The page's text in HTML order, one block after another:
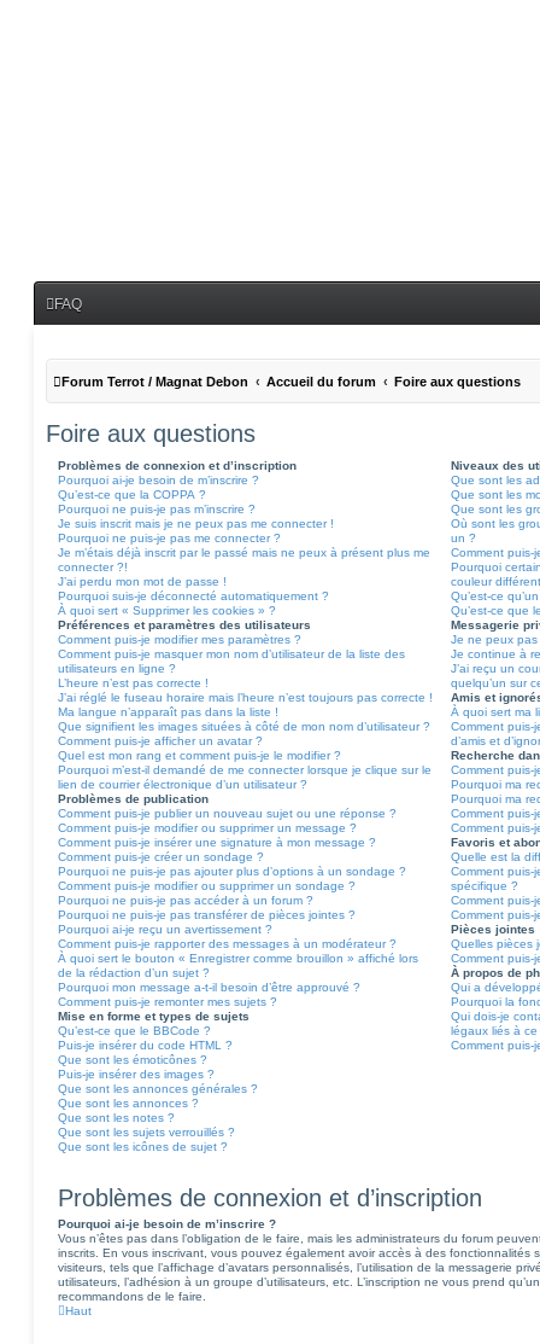
FAQ
Forum Terrot / Magnat Debon Accueil du forum Foire aux questions
Foire aux questions
Problèmes de connexion et d’inscription
Pourquoi ai-je besoin de m’inscrire ?
Qu’est-ce que la COPPA ?
Pourquoi ne puis-je pas m’inscrire ?
Je suis inscrit mais je ne peux pas me connecter !
Pourquoi ne puis-je pas me connecter ?
Je m’étais déjà inscrit par le passé mais ne peux à présent plus me
connecter ?!
J’ai perdu mon mot de passe !
Pourquoi suis-je déconnecté automatiquement ?
À quoi sert « Supprimer les cookies » ?
Préférences et paramètres des utilisateurs
Comment puis-je modifier mes paramètres ?
Comment puis-je masquer mon nom d’utilisateur de la liste des
utilisateurs en ligne ?
L’heure n’est pas correcte !
J’ai réglé le fuseau horaire mais l’heure n’est toujours pas correcte !
Ma langue n’apparaît pas dans la liste !
Que signifient les images situées à côté de mon nom d’utilisateur ?
Comment puis-je afficher un avatar ?
Quel est mon rang et comment puis-je le modifier ?
Pourquoi m’est-il demandé de me connecter lorsque je clique sur le
lien de courrier électronique d’un utilisateur ?
Problèmes de publication
Comment puis-je publier un nouveau sujet ou une réponse ?
Comment puis-je modifier ou supprimer un message ?
Comment puis-je insérer une signature à mon message ?
Comment puis-je créer un sondage ?
Pourquoi ne puis-je pas ajouter plus d’options à un sondage ?
Comment puis-je modifier ou supprimer un sondage ?
Pourquoi ne puis-je pas accéder à un forum ?
Pourquoi ne puis-je pas transférer de pièces jointes ?
Pourquoi ai-je reçu un avertissement ?
Comment puis-je rapporter des messages à un modérateur ?
À quoi sert le bouton « Enregistrer comme brouillon » affiché lors
de la rédaction d’un sujet ?
Pourquoi mon message a-t-il besoin d’être approuvé ?
Comment puis-je remonter mes sujets ?
Mise en forme et types de sujets
Qu’est-ce que le BBCode ?
Puis-je insérer du code HTML ?
Que sont les émoticônes ?
Puis-je insérer des images ?
Que sont les annonces générales ?
Que sont les annonces ?
Que sont les notes ?
Que sont les sujets verrouillés ?
Que sont les icônes de sujet ?
Niveaux des
Que sont les
Que sont les
Que sont les
Où sont les
un ?
Comment puis-
Pourquoi
couleur
Qu’est-ce
Qu’est-ce que
Messagerie
Je ne peux
Je continue à
J’ai reçu un
quelqu’un sur
Amis et
À quoi sert ma
Comment puis-
d’amis et
Recherche
Comment
Pourquoi ma
Pourquoi ma
Comment puis-
Comment puis-
Favoris et
Quelle est la
Comment puis-
spécifique ?
Comment puis-
Comment puis-
Pièces jointes
Quelles pièces
Comment puis-
À propos de
Qui a
Pourquoi la
Qui dois-je
légaux liés à
Comment puis-
Problèmes de connexion et d’inscription
Pourquoi ai-je besoin de m’inscrire ?
Vous n’êtes pas dans l’obligation de le faire, mais les administrateurs du forum
inscrits. En vous inscrivant, vous pouvez également avoir accès à des fonctionnalités
visiteurs, tels que l’affichage d’avatars personnalisés, l’utilisation de la messagerie
utilisateurs, l’adhésion à un groupe d’utilisateurs, etc. L’inscription ne vous prend
recommandons de le faire.
Haut